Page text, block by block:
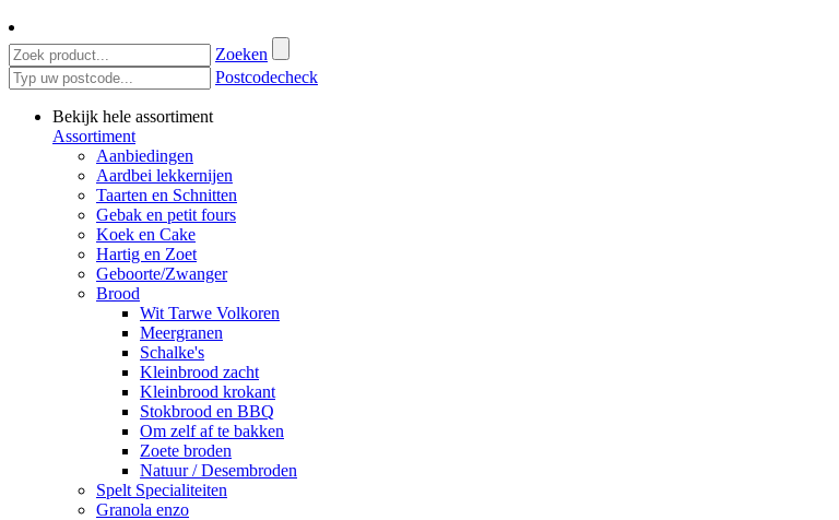
Zoeken
Postcodecheck
Bekijk hele assortiment
Assortiment
Aanbiedingen
Aardbei lekkernijen
Taarten en Schnitten
Gebak en petit fours
Koek en Cake
Hartig en Zoet
Geboorte/Zwanger
Brood
Wit Tarwe Volkoren
Meergranen
Schalke's
Kleinbrood zacht
Kleinbrood krokant
Stokbrood en BBQ
Om zelf af te bakken
Zoete broden
Natuur / Desembroden
Spelt Specialiteiten
Granola enzo